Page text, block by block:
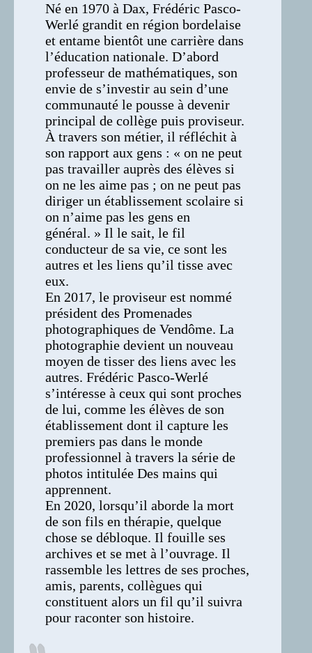
Né en 1970 à Dax, Frédéric Pasco-
Werlé grandit en région bordelaise
et entame bientôt une carrière dans
l’éducation nationale. D’abord
professeur de mathématiques, son
envie de s’investir au sein d’une
communauté le pousse à devenir
principal de collège puis proviseur.
À travers son métier, il réfléchit à
son rapport aux gens : « on ne peut
pas travailler auprès des élèves si
on ne les aime pas ; on ne peut pas
diriger un établissement scolaire si
on n’aime pas les gens en
général. » Il le sait, le fil
conducteur de sa vie, ce sont les
autres et les liens qu’il tisse avec
eux.
En 2017, le proviseur est nommé
président des Promenades
photographiques de Vendôme. La
photographie devient un nouveau
moyen de tisser des liens avec les
autres. Frédéric Pasco-Werlé
s’intéresse à ceux qui sont proches
de lui, comme les élèves de son
établissement dont il capture les
premiers pas dans le monde
professionnel à travers la série de
photos intitulée Des mains qui
apprennent.
En 2020, lorsqu’il aborde la mort
de son fils en thérapie, quelque
chose se débloque. Il fouille ses
archives et se met à l’ouvrage. Il
rassemble les lettres de ses proches,
amis, parents, collègues qui
constituent alors un fil qu’il suivra
pour raconter son histoire.